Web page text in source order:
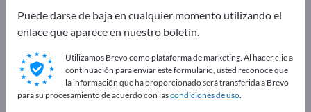
¡Anúnciese gratis en Exportpages!
Necesidades – Ofertas – Productos usados – Contactos
comerciales >> Empiece aquí
Puede darse de baja en cualquier momento utilizando el
enlace que aparece en nuestro boletín.
Utilizamos Brevo como plataforma de marketing. Al hacer clic a
continuación para enviar este formulario, usted reconoce que
la información que ha proporcionado será transferida a Brevo
para su procesamiento de acuerdo con lascondiciones de uso.